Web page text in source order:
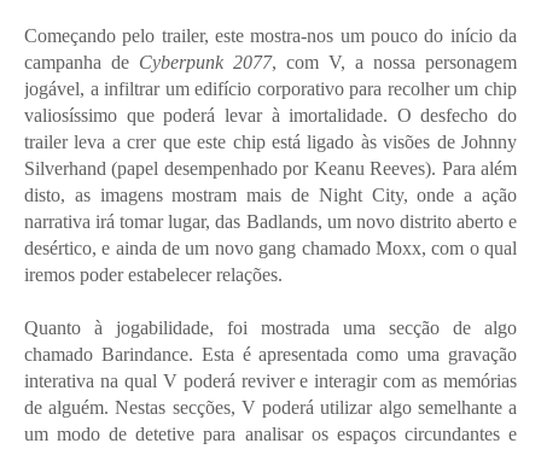
Começando pelo trailer, este mostra-nos um pouco do início da
campanha de Cyberpunk 2077, com V, a nossa personagem
jogável, a infiltrar um edifício corporativo para recolher um chip
valiosíssimo que poderá levar à imortalidade. O desfecho do
trailer leva a crer que este chip está ligado às visões de Johnny
Silverhand (papel desempenhado por Keanu Reeves). Para além
disto, as imagens mostram mais de Night City, onde a ação
narrativa irá tomar lugar, das Badlands, um novo distrito aberto e
desértico, e ainda de um novo gang chamado Moxx, com o qual
iremos poder estabelecer relações.
Quanto à jogabilidade, foi mostrada uma secção de algo
chamado Barindance. Esta é apresentada como uma gravação
interativa na qual V poderá reviver e interagir com as memórias
de alguém. Nestas secções, V poderá utilizar algo semelhante a
um modo de detetive para analisar os espaços circundantes e